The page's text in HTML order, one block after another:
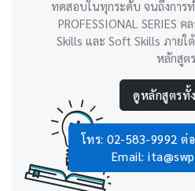
ทดสอบในทุกระดับ จนถึงการท
PROFESSIONAL SERIES
Skills และ Soft Skills ภายใ
หลักสูตร
ดูหลักสูตรทั้
โทร: 02-583-9992 ต่
Email: